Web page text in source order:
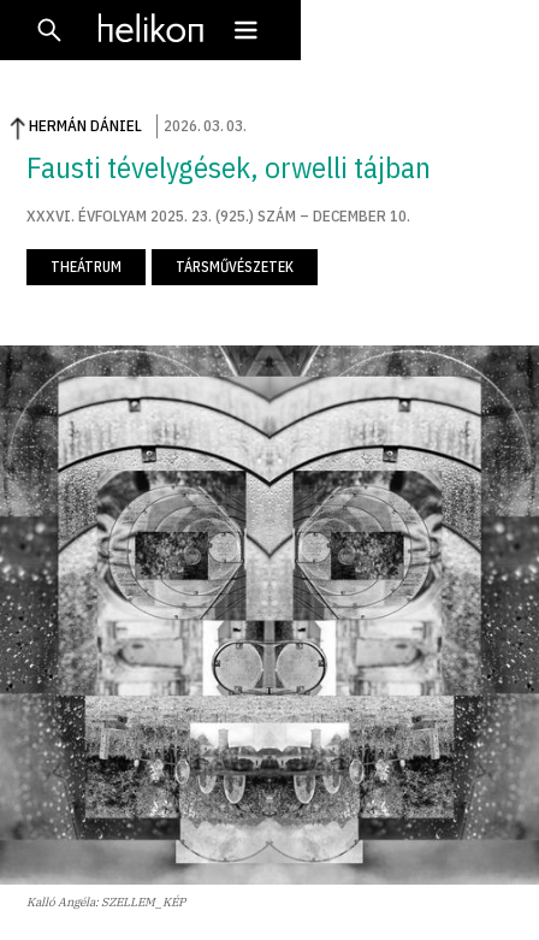
HERMÁN DÁNIEL 2026.03.03.
Fausti tévelygések, orwelli tájban
XXXVI. ÉVFOLYAM 2025. 23. (925.) SZÁM – DECEMBER 10.
THEÁTRUM TÁRSMŰVÉSZETEK
Kalló Angéla: SZELLEM_KÉP